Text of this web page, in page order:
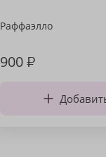
Раффаэлло
900₽